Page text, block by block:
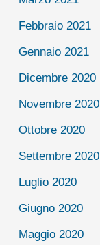
Febbraio 2021
Gennaio 2021
Dicembre 2020
Novembre 2020
Ottobre 2020
Settembre 2020
Luglio 2020
Giugno 2020
Maggio 2020